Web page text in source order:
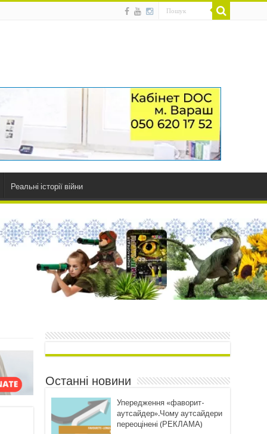
Реальні історії війни
Останні новини
Упередження «фаворит-
аутсайдер».Чому аутсайдери
переоцінені (РЕКЛАМА)